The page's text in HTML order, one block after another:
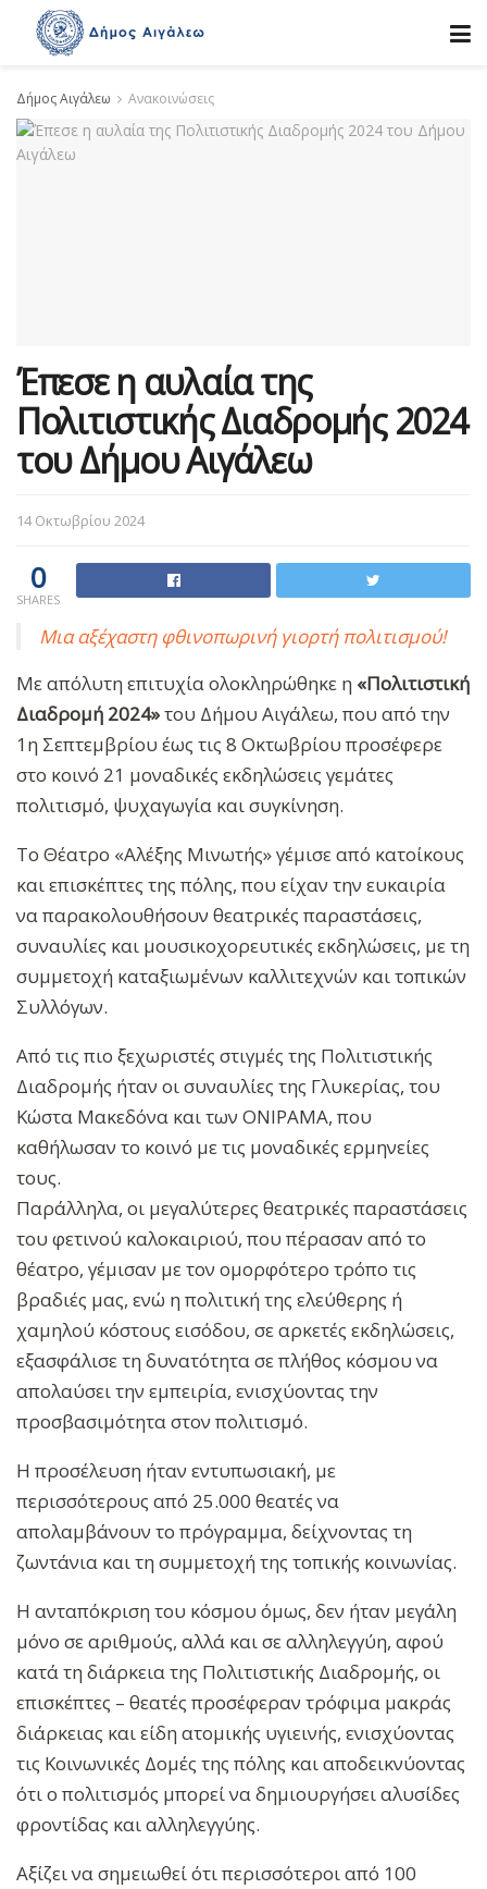
Δήμος Αιγάλεω Ανακοινώσεις
Έπεσε η αυλαία της
Πολιτιστικής Διαδρομής 2024
του Δήμου Αιγάλεω
14 Οκτωβρίου 2024
0
SHARES
Μια αξέχαστη φθινοπωρινή γιορτή πολιτισμού!
Με απόλυτη επιτυχία ολοκληρώθηκε η «Πολιτιστική
Διαδρομή 2024»του Δήμου Αιγάλεω, που από την
1η Σεπτεμβρίου έως τις 8 Οκτωβρίου προσέφερε
στο κοινό 21 μοναδικές εκδηλώσεις γεμάτες
πολιτισμό, ψυχαγωγία και συγκίνηση.
Το Θέατρο «Αλέξης Μινωτής» γέμισε από κατοίκους
και επισκέπτες της πόλης, που είχαν την ευκαιρία
να παρακολουθήσουν θεατρικές παραστάσεις,
συναυλίες και μουσικοχορευτικές εκδηλώσεις, με τη
συμμετοχή καταξιωμένων καλλιτεχνών και τοπικών
Συλλόγων.
Από τις πιο ξεχωριστές στιγμές της Πολιτιστικής
Διαδρομής ήταν οι συναυλίες της Γλυκερίας, του
Κώστα Μακεδόνα και των ΟΝΙΡΑΜΑ, που
καθήλωσαν το κοινό με τις μοναδικές ερμηνείες
τους.
Παράλληλα, οι μεγαλύτερες θεατρικές παραστάσεις
του φετινού καλοκαιριού, που πέρασαν από το
θέατρο, γέμισαν με τον ομορφότερο τρόπο τις
βραδιές μας, ενώ η πολιτική της ελεύθερης ή
χαμηλού κόστους εισόδου, σε αρκετές εκδηλώσεις,
εξασφάλισε τη δυνατότητα σε πλήθος κόσμου να
απολαύσει την εμπειρία, ενισχύοντας την
προσβασιμότητα στον πολιτισμό.
Η προσέλευση ήταν εντυπωσιακή, με
περισσότερους από 25.000 θεατές να
απολαμβάνουν το πρόγραμμα, δείχνοντας τη
ζωντάνια και τη συμμετοχή της τοπικής κοινωνίας.
Η ανταπόκριση του κόσμου όμως, δεν ήταν μεγάλη
μόνο σε αριθμούς, αλλά και σε αλληλεγγύη, αφού
κατά τη διάρκεια της Πολιτιστικής Διαδρομής, οι
επισκέπτες – θεατές προσέφεραν τρόφιμα μακράς
διάρκειας και είδη ατομικής υγιεινής, ενισχύοντας
τις Κοινωνικές Δομές της πόλης και αποδεικνύοντας
ότι ο πολιτισμός μπορεί να δημιουργήσει αλυσίδες
φροντίδας και αλληλεγγύης.
Αξίζει να σημειωθεί ότι περισσότεροι από 100